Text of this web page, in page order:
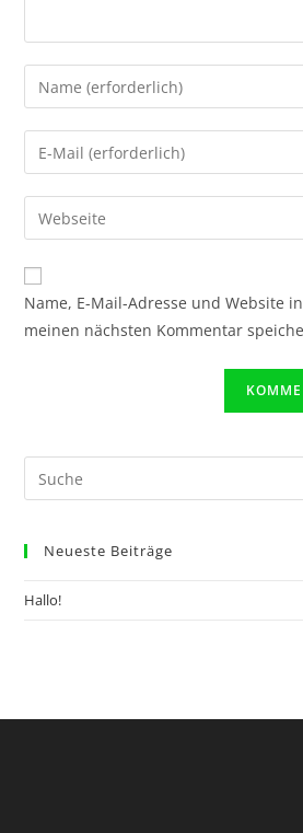
Gib
deinen
Namen
oder
zum
Kommentieren
ein
Gib
deine
E-
Mail-
zum
Kommentieren
ein
Gib
deine
Website-
URL
Name, E-Mail-Adresse und Website
meinen nächsten Kommentar
Neueste Beiträge
Hallo!